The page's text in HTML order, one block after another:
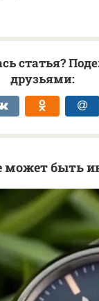
статья?
друзьями:
быть